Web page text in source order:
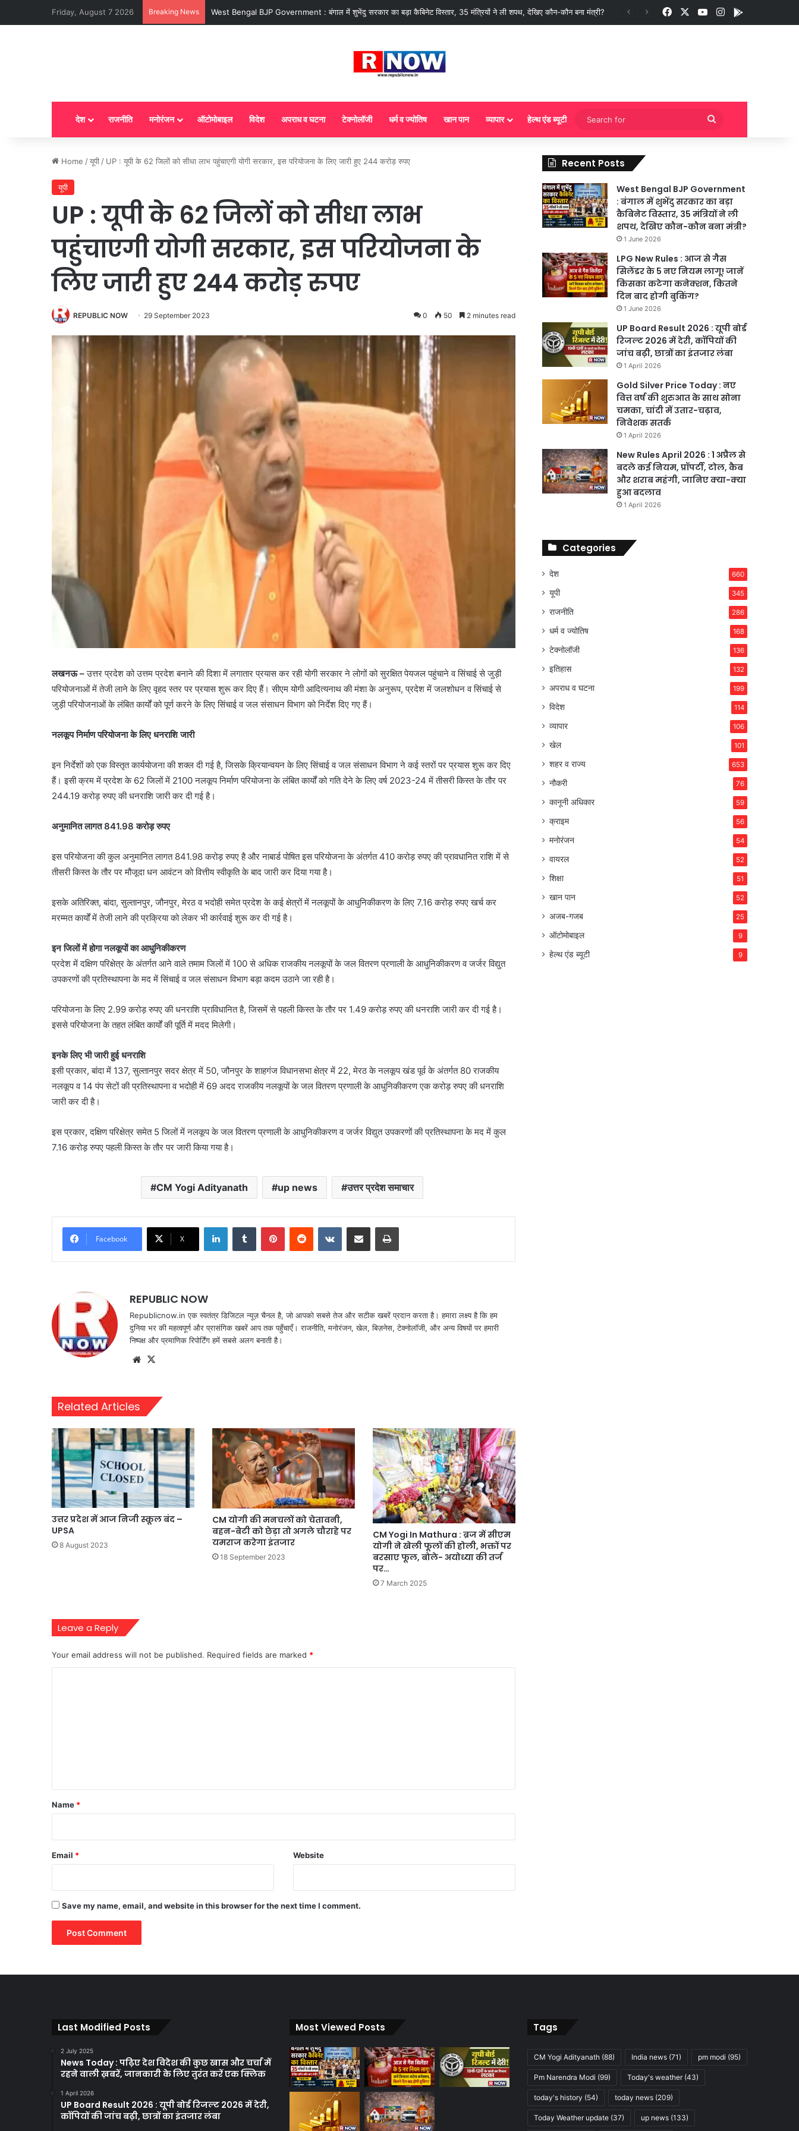
Friday, August 7 2026 Breaking News LPG New Rules : आज से गैस सिलेंडर के 5 नए नियम लागू! जानें किसका कटेगा कनेक्शन, कितने दिन बाद होगी बुकिंग? FacebookYouTubeInstagram
देश राजनीति मनोरंजन ऑटोमोबाइल विदेश अपराध व घटना टेक्नोलॉजी धर्म व ज्योतिष खान पान व्यापार हेल्थ एंड ब्यूटी
Search
for
Home /यूपी / UP : यूपी के 62 जिलों को सीधा लाभ पहुंचाएगी योगी सरकार, इस परियोजना के लिए जारी हुए 244 करोड़ रुपए
यूपी
UP : यूपी के 62 जिलों को सीधा लाभ
पहुंचाएगी योगी सरकार, इस परियोजना के
लिए जारी हुए 244 करोड़ रुपए
REPUBLIC NOW 29 September 2023 0 50 2 minutes read
लखनऊ –उत्तर प्रदेश को उत्तम प्रदेश बनाने की दिशा में लगातार प्रयास कर रही योगी सरकार ने लोगों को सुरक्षित पेयजल पहुंचाने व सिंचाई से जुड़ी
परियोजनाओं में तेजी लाने के लिए वृहद स्तर पर प्रयास शुरू कर दिए हैं। सीएम योगी आदित्यनाथ की मंशा के अनुरूप, प्रदेश में जलशोधन व सिंचाई से
जुड़ी परियोजनाओं के लंबित कार्यों को पूर्ण करने के लिए सिंचाई व जल संसाधन विभाग को निर्देश दिए गए हैं।
नलकूप निर्माण परियोजना के लिए धनराशि जारी
इन निर्देशों को एक विस्तृत कार्ययोजना की शक्ल दी गई है, जिसके क्रियान्वयन के लिए सिंचाई व जल संसाधन विभाग ने कई स्तरों पर प्रयास शुरू कर दिए
हैं। इसी क्रम में प्रदेश के 62 जिलों में 2100 नलकूप निर्माण परियोजना के लंबित कार्यों को गति देने के लिए वर्ष 2023-24 में तीसरी किस्त के तौर पर
244.19 करोड़ रुपए की धनराशि जारी कर दी गई है।
अनुमानित लागत 841.98 करोड़ रुपए
इस परियोजना की कुल अनुमानित लागत 841.98 करोड़ रुपए है और नाबार्ड पोषित इस परियोजना के अंतर्गत 410 करोड़ रुपए की प्रावधानित राशि में से
तीसरी किस्त के तौर पर मौजूदा धन आवंटन को वित्तीय स्वीकृति के बाद जारी कर दिया गया है।
इसके अतिरिक्त, बांदा, सुल्तानपुर, जौनपुर, मेरठ व भदोही समेत प्रदेश के कई क्षेत्रों में नलकूपों के आधुनिकीकरण के लिए 7.16 करोड़ रुपए खर्च कर
मरम्मत कार्यों में तेजी लाने की प्रक्रिया को लेकर भी कार्रवाई शुरू कर दी गई है।
इन जिलों में होगा नलकूपों का आधुनिकीकरण
प्रदेश में दक्षिण परिक्षेत्र के अंतर्गत आने वाले तमाम जिलों में 100 से अधिक राजकीय नलकूपों के जल वितरण प्रणाली के आधुनिकीकरण व जर्जर विद्युत
उपकरणों की प्रतिस्थापना के मद में सिंचाई व जल संसाधन विभाग बड़ा कदम उठाने जा रही है।
परियोजना के लिए 2.99 करोड़ रुपए की धनराशि प्राविधानित है, जिसमें से पहली किस्त के तौर पर 1.49 करोड़ रुपए की धनराशि जारी कर दी गई है।
इससे परियोजना के तहत लंबित कार्यों की पूर्ति में मदद मिलेगी।
इनके लिए भी जारी हुई धनराशि
इसी प्रकार, बांदा में 137, सुल्तानपुर सदर क्षेत्र में 50, जौनपुर के शाहगंज विधानसभा क्षेत्र में 22, मेरठ के नलकूप खंड पूर्व के अंतर्गत 80 राजकीय
नलकूप व 14 पंप सेटों की प्रतिस्थापना व भदोही में 69 अदद राजकीय नलकूपों के जल वितरण प्रणाली के आधुनिकीकरण एक करोड़ रुपए की धनराशि
जारी कर दी है।
इस प्रकार, दक्षिण परिक्षेत्र समेत 5 जिलों में नलकूप के जल वितरण प्रणाली के आधुनिकीकरण व जर्जर विद्युत उपकरणों की प्रतिस्थापना के मद में कुल
7.16 करोड़ रुपए पहली किस्त के तौर पर जारी किया गया है।
CM Yogi Adityanath up news उत्तर प्रदेश समाचार
Facebook X
LinkedInTumblr PinterestReddit VKontakteShare via Email Print
REPUBLIC NOW
Republicnow.in एक स्वतंत्र डिजिटल न्यूज़ चैनल है, जो आपको सबसे तेज और सटीक खबरें प्रदान करता है। हमारा लक्ष्य है कि हम
दुनिया भर की महत्वपूर्ण और प्रासंगिक खबरें आप तक पहुँचाएँ। राजनीति, मनोरंजन, खेल, बिज़नेस, टेक्नोलॉजी, और अन्य विषयों पर हमारी
निष्पक्ष और प्रमाणिक रिपोर्टिंग हमें सबसे अलग बनाती है।
Website
Related Articles
उत्तर प्रदेश में आज निजी स्कूल बंद –
UPSA
8 August 2023
CM योगी की मनचलों को चेतावनी,
बहन-बेटी को छेड़ा तो अगले चौराहे पर
यमराज करेगा इंतजार
18 September 2023
CM Yogi In Mathura : ब्रज में सीएम
योगी ने खेली फूलों की होली, भक्तों पर
बरसाए फूल, बोले- अयोध्या की तर्ज
पर…
7 March 2025
Leave a Reply
Your email address will not be published. Required fields are marked *
*
Name *
Email * Website
Save my name, email, and website in this browser for the next time I comment.
Recent Posts
West Bengal BJP Government
: बंगाल में शुभेंदु सरकार का बड़ा
कैबिनेट विस्तार, 35 मंत्रियों ने ली
शपथ, देखिए कौन-कौन बना मंत्री?
1 June 2026
LPG New Rules : आज से गैस
सिलेंडर के 5 नए नियम लागू! जानें
किसका कटेगा कनेक्शन, कितने
दिन बाद होगी बुकिंग?
1 June 2026
UP Board Result 2026 : यूपी बोर्ड
रिजल्ट 2026 में देरी, कॉपियों की
जांच बढ़ी, छात्रों का इंतजार लंबा
1 April 2026
Gold Silver Price Today : नए
वित्त वर्ष की शुरुआत के साथ सोना
चमका, चांदी में उतार-चढ़ाव,
निवेशक सतर्क
1 April 2026
New Rules April 2026 : 1 अप्रैल से
बदले कई नियम, प्रॉपर्टी, टोल, कैब
और शराब महंगी, जानिए क्या-क्या
हुआ बदलाव
1 April 2026
Categories
देश 660
यूपी 345
राजनीति 286
धर्म व ज्योतिष 168
टेक्नोलॉजी 136
इतिहास 132
अपराध व घटना 199
विदेश 114
व्यापार 106
खेल 101
शहर व राज्य 653
नौकरी 76
कानूनी अधिकार 59
क्राइम 56
मनोरंजन 54
वायरल 52
शिक्षा 51
खान पान 52
अजब-गजब 25
ऑटोमोबाइल 9
हेल्थ एंड ब्यूटी 9
Last Modified Posts
2 July 2025
News Today : पढ़िए देश विदेश की कुछ खास और चर्चा में
रहने वाली ख़बरें, जानकारी के लिए तुरंत करें एक क्लिक
1 April 2026
UP Board Result 2026 : यूपी बोर्ड रिजल्ट 2026 में देरी,
कॉपियों की जांच बढ़ी, छात्रों का इंतजार लंबा
Most Viewed Posts Tags
CM Yogi Adityanath(88) India news(71) pm modi (95)
Pm Narendra Modi (99) Today's weather(43)
today's history (54) today news(209)
Today Weather update(37) up news(133)